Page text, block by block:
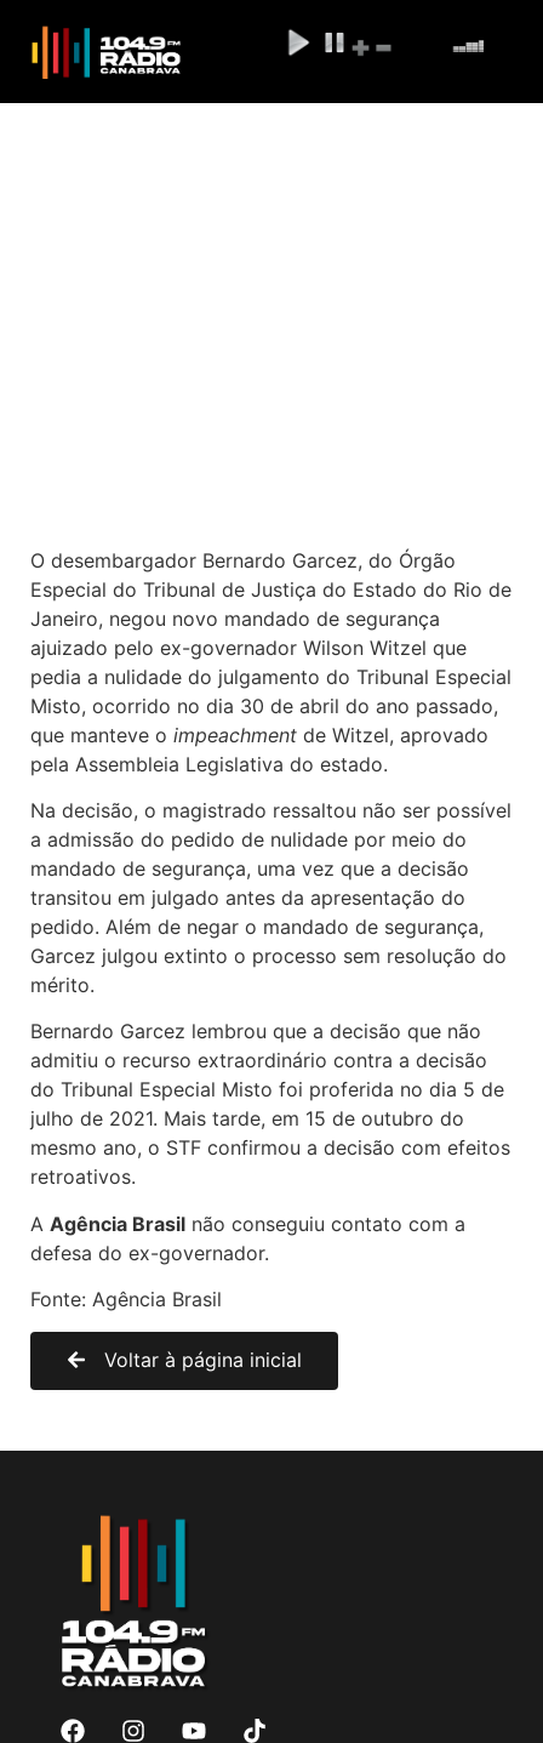
O desembargador Bernardo Garcez, do Órgão
Especial do Tribunal de Justiça do Estado do Rio de
Janeiro, negou novo mandado de segurança
ajuizado pelo ex-governador Wilson Witzel que
pedia a nulidade do julgamento do Tribunal Especial
Misto, ocorrido no dia 30 de abril do ano passado,
que manteve o impeachment de Witzel, aprovado
pela Assembleia Legislativa do estado.
Na decisão, o magistrado ressaltou não ser possível
a admissão do pedido de nulidade por meio do
mandado de segurança, uma vez que a decisão
transitou em julgado antes da apresentação do
pedido. Além de negar o mandado de segurança,
Garcez julgou extinto o processo sem resolução do
mérito.
Bernardo Garcez lembrou que a decisão que não
admitiu o recurso extraordinário contra a decisão
do Tribunal Especial Misto foi proferida no dia 5 de
julho de 2021. Mais tarde, em 15 de outubro do
mesmo ano, o STF confirmou a decisão com efeitos
retroativos.
A Agência Brasil não conseguiu contato com a
defesa do ex-governador.
Fonte: Agência Brasil
Voltar à página inicial